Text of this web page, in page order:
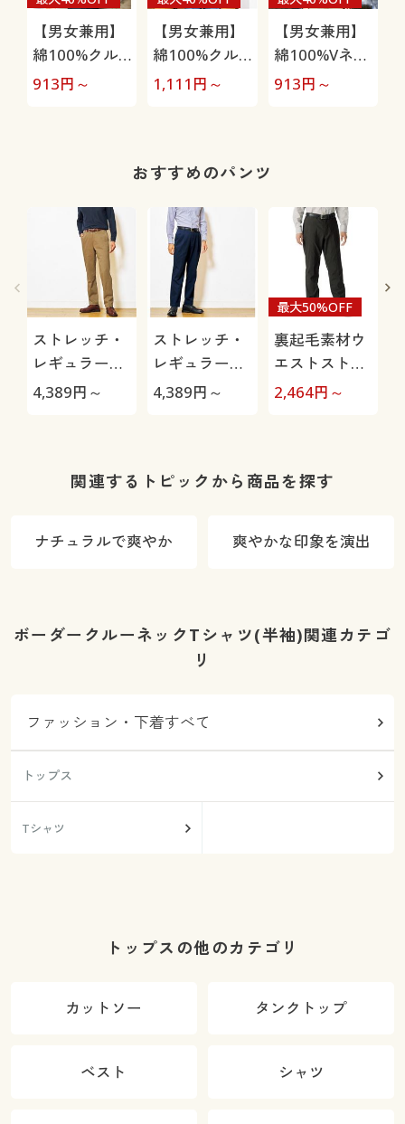
【男女兼用】
綿100%クル
ーネックTシ
913円～
【男女兼用】
綿100%クル
ーネックTシ
1,111 円～
【男女兼用】
綿100%Vネッ
クTシャツ(半
913円～
おすすめのパンツ
ストレッチ・
レギュラーフ
ィットノータ
4,389円～
ストレッチ・
レギュラーフ
ィットツータ
4,389円～
裏起毛素材ウ
エストストレ
ッチ・テーパ
最大50%OFF
2,464円～
関連するトピックから商品を探す
ナチュラルで爽やか 爽やかな印象を演出
ボーダークルーネックTシャツ(半袖)関連カテゴ
リ
ファッション・下着すべて
トップス
Tシャツ
トップスの他のカテゴリ
カットソー タンクトップ
ベスト シャツ